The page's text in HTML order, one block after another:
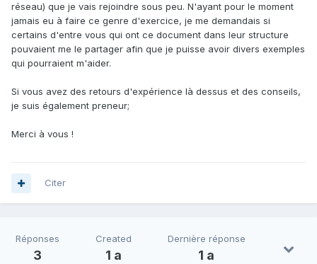
réseau) que je vais rejoindre sous peu. N'ayant pour le moment
jamais eu à faire ce genre d'exercice, je me demandais si
certains d'entre vous qui ont ce document dans leur structure
pouvaient me le partager afin que je puisse avoir divers exemples
qui pourraient m'aider.
Si vous avez des retours d'expérience là dessus et des conseils,
je suis également preneur;
Merci à vous !
Citer
Réponses
3
Created
1 a
Dernière réponse
1 a